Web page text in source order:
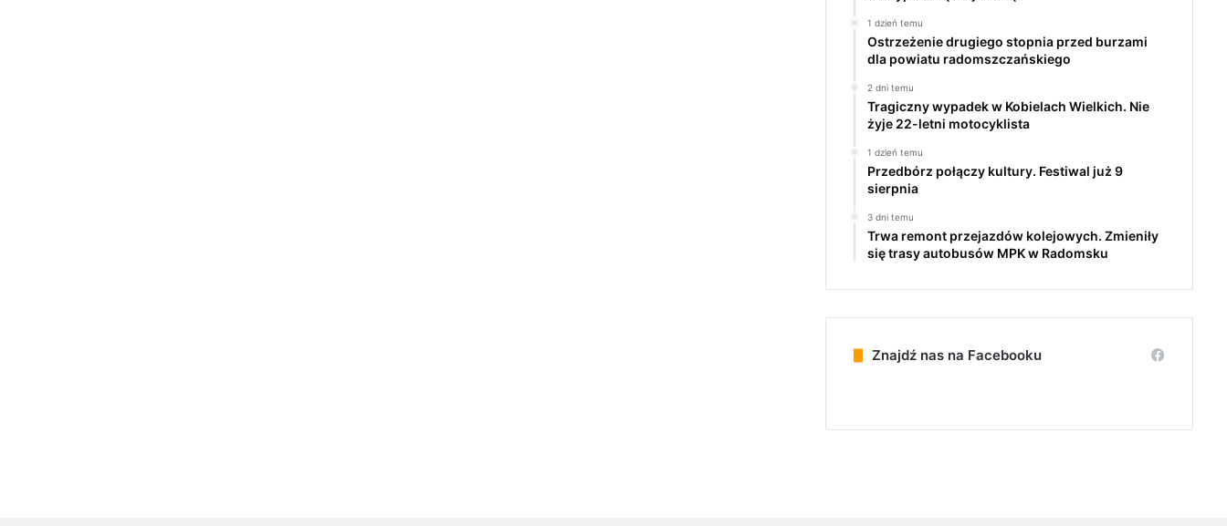
1 dzień temu
Ostrzeżenie drugiego stopnia przed burzami
dla powiatu radomszczańskiego
2 dni temu
Tragiczny wypadek w Kobielach Wielkich. Nie
żyje 22-letni motocyklista
1 dzień temu
Przedbórz połączy kultury. Festiwal już 9
sierpnia
3 dni temu
Trwa remont przejazdów kolejowych. Zmieniły
się trasy autobusów MPK w Radomsku
Znajdź nas na Facebooku